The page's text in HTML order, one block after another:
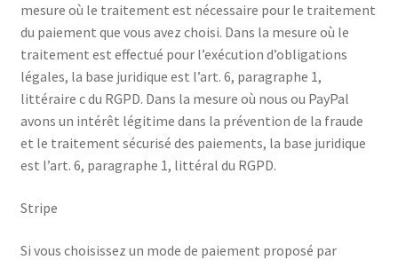
mesure où le traitement est nécessaire pour le traitement
du paiement que vous avez choisi. Dans la mesure où le
traitement est effectué pour l’exécution d’obligations
légales, la base juridique est l’art. 6, paragraphe 1,
littéraire c du RGPD. Dans la mesure où nous ou PayPal
avons un intérêt légitime dans la prévention de la fraude
et le traitement sécurisé des paiements, la base juridique
est l’art. 6, paragraphe 1, littéral du RGPD.
Stripe
Si vous choisissez un mode de paiement proposé par